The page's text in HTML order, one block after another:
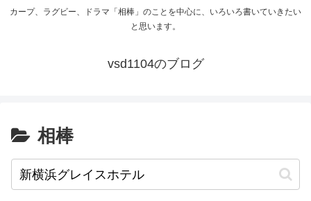
カープ、ラグビー、ドラマ「相棒」のことを中心に、いろいろ書いていきたい
と思います。
vsd1104のブログ
相棒